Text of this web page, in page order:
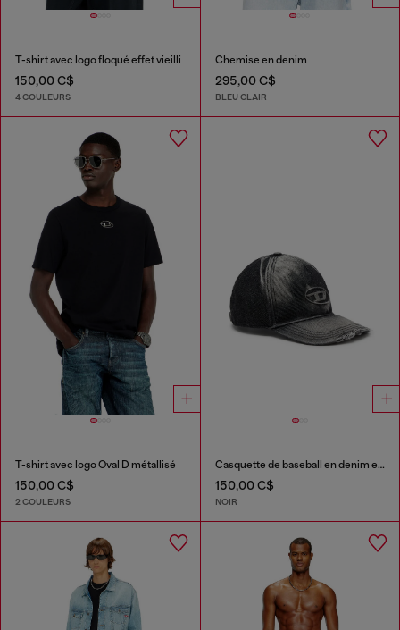
T-shirt avec logo floqué effet vieilli
150,00 C$
4 COULEURS
Chemise en denim
295,00 C$
BLEU CLAIR
T-shirt avec logo Oval D métallisé
150,00 C$
2 COULEURS
Casquette de baseball en denim effet « destroyed »
150,00 C$
NOIR